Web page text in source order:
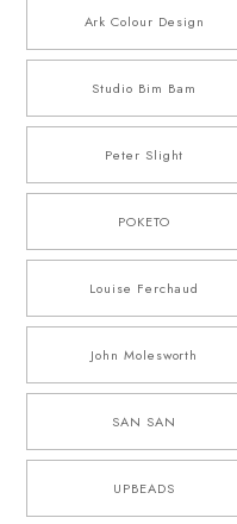
Ark Colour Design
Studio Bim Bam
Peter Slight
POKETO
Louise Ferchaud
John Molesworth
SAN SAN
UPBEADS